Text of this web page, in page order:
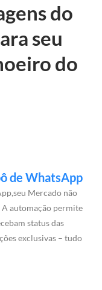
do
seu
do
de WhatsApp
Mercado não
automação permite
status das
exclusivas – tudo